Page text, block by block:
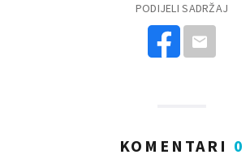
PODIJELI SADRŽAJ
KOMENTARI 0